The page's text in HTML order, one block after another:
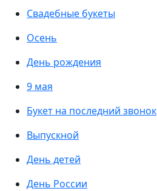
Свадебные букеты
Осень
День рождения
9 мая
Букет на последний звонок
Выпускной
День детей
День России